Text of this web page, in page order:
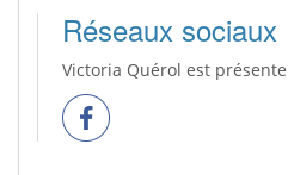
Réseaux sociaux
Victoria Quérol est